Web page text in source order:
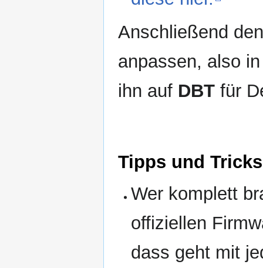
Anschließend
anpassen, also
ihn auf DBT für
Tipps und
Wer komplett
offiziellen
dass geht mit